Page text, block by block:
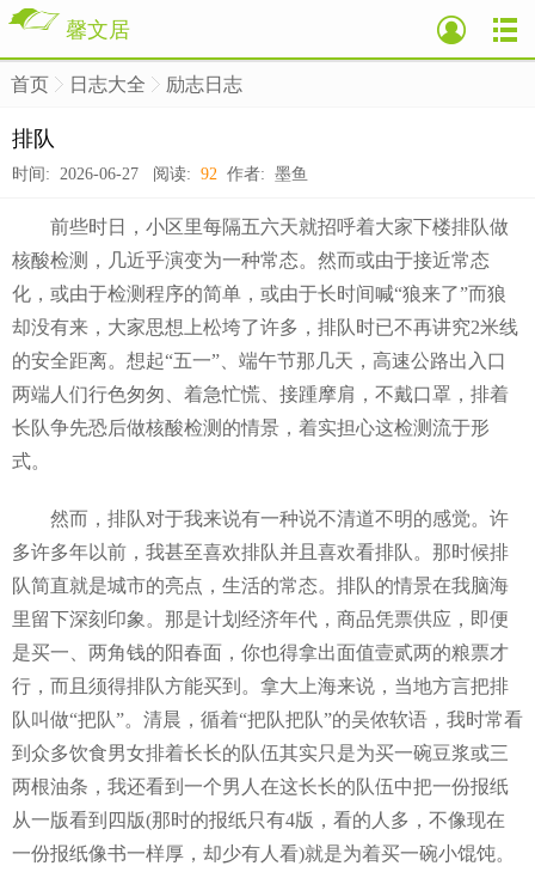
馨文居
首页 日志大全 励志日志
排队
时间: 2026-06-27 阅读: 92 作者: 墨鱼
前些时日，小区里每隔五六天就招呼着大家下楼排队做
核酸检测，几近乎演变为一种常态。然而或由于接近常态
化，或由于检测程序的简单，或由于长时间喊“狼来了”而狼
却没有来，大家思想上松垮了许多，排队时已不再讲究2米线
的安全距离。想起“五一”、端午节那几天，高速公路出入口
两端人们行色匆匆、着急忙慌、接踵摩肩，不戴口罩，排着
长队争先恐后做核酸检测的情景，着实担心这检测流于形
式。
然而，排队对于我来说有一种说不清道不明的感觉。许
多许多年以前，我甚至喜欢排队并且喜欢看排队。那时候排
队简直就是城市的亮点，生活的常态。排队的情景在我脑海
里留下深刻印象。那是计划经济年代，商品凭票供应，即便
是买一、两角钱的阳春面，你也得拿出面值壹贰两的粮票才
行，而且须得排队方能买到。拿大上海来说，当地方言把排
队叫做“把队”。清晨，循着“把队把队”的吴侬软语，我时常看
到众多饮食男女排着长长的队伍其实只是为买一碗豆浆或三
两根油条，我还看到一个男人在这长长的队伍中把一份报纸
从一版看到四版(那时的报纸只有4版，看的人多，不像现在
一份报纸像书一样厚，却少有人看)就是为着买一碗小馄饨。